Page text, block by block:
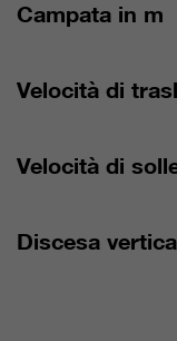
Campata in m
Velocità di
Velocità di
Discesa